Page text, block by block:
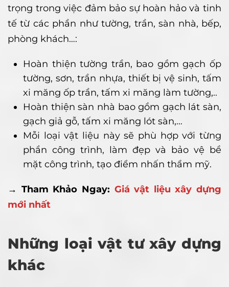
trọng trong việc đảm bảo sự hoàn hảo và tinh
tế từ các phần như tường, trần, sàn nhà, bếp,
phòng khách…:
Hoàn thiện tường trần, bao gồm gạch ốp
tường, sơn, trần nhựa, thiết bị vệ sinh, tấm
xi măng ốp trần, tấm xi măng làm tường,..
Hoàn thiện sàn nhà bao gồm gạch lát sàn,
gạch giả gỗ, tấm xi măng lót sàn,…
Mỗi loại vật liệu này sẽ phù hợp với từng
phần công trình, làm đẹp và bảo vệ bề
mặt công trình, tạo điểm nhấn thẩm mỹ.
→ Tham Khảo Ngay: Giá vật liệu xây dựng
mới nhất
Những loại vật tư xây dựng
khác